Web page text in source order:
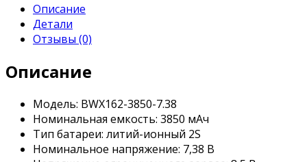
Описание
Детали
Отзывы (0)
Описание
Модель: BWX162-3850-7.38
Номинальная емкость: 3850 мАч
Тип батареи: литий-ионный 2S
Номинальное напряжение: 7,38 В